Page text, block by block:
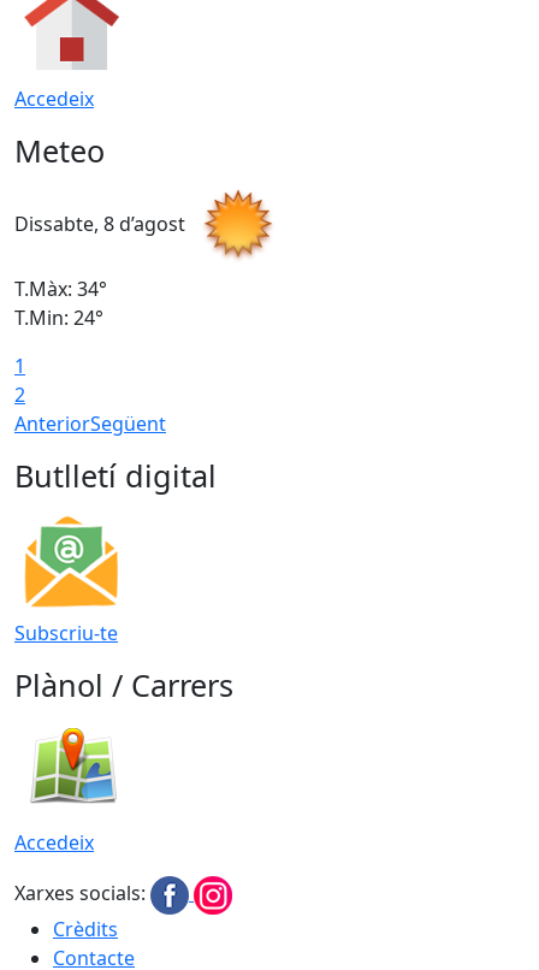
Accedeix
Meteo
Dissabte, 8 d’agost
T.Màx: 34°
T.Min: 24°
1
2
AnteriorSegüent
Butlletí digital
Subscriu-te
Plànol / Carrers
Accedeix
Xarxes socials:
Crèdits
Contacte